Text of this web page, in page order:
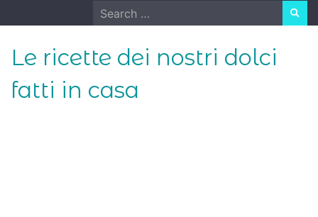
to
Search
for:
Le ricette dei nostri dolci
fatti in casa